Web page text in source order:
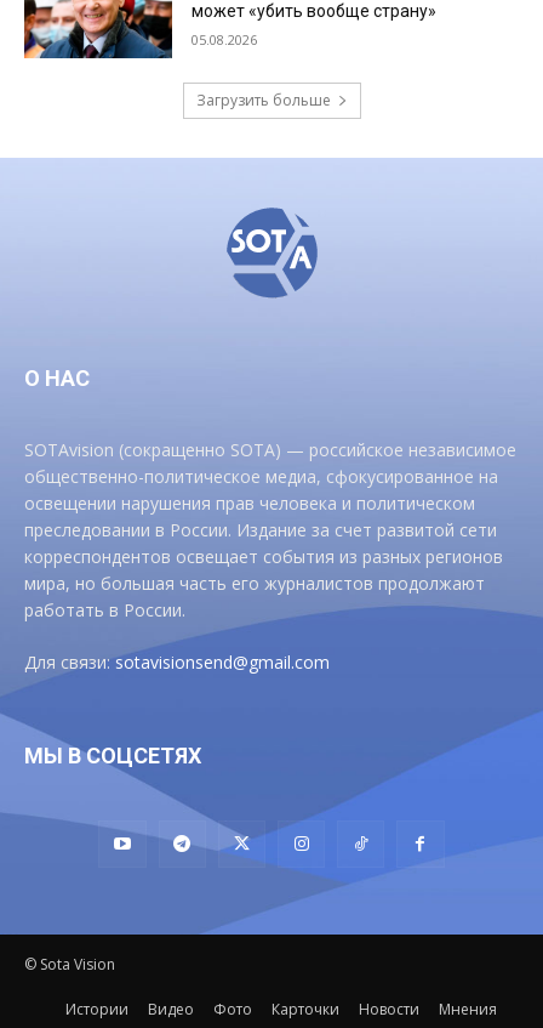
может «убить вообще страну»
05.08.2026
Загрузить больше
О НАС
SOTAvision (сокращенно SOTA) — российское независимое
общественно-политическое медиа, сфокусированное на
освещении нарушения прав человека и политическом
преследовании в России. Издание за счет развитой сети
корреспондентов освещает события из разных регионов
мира, но большая часть его журналистов продолжают
работать в России.
Для связи:sotavisionsend@gmail.com
МЫ В СОЦСЕТЯХ
© Sota Vision
Истории Видео Фото Карточки Новости Мнения